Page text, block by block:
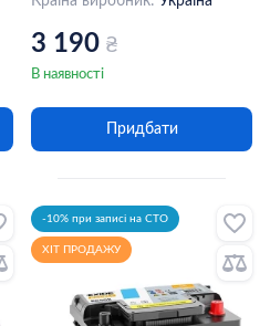
3 190 ₴
В наявності
Придбати
-10% при записі на СТО
ХІТ ПРОДАЖУ